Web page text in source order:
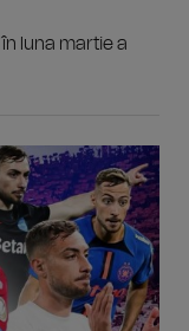
luna martie a